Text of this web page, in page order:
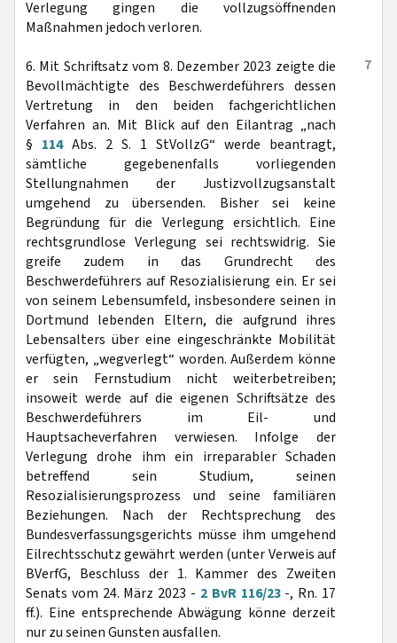
Verlegung gingen die vollzugsöffnenden
Maßnahmen jedoch verloren.
7
6. Mit Schriftsatz vom 8. Dezember 2023 zeigte die
Bevollmächtigte des Beschwerdeführers dessen
Vertretung in den beiden fachgerichtlichen
Verfahren an. Mit Blick auf den Eilantrag „nach
§ 114Abs. 2 S. 1 StVollzG“ werde beantragt,
sämtliche gegebenenfalls vorliegenden
Stellungnahmen der Justizvollzugsanstalt
umgehend zu übersenden. Bisher sei keine
Begründung für die Verlegung ersichtlich. Eine
rechtsgrundlose Verlegung sei rechtswidrig. Sie
greife zudem in das Grundrecht des
Beschwerdeführers auf Resozialisierung ein. Er sei
von seinem Lebensumfeld, insbesondere seinen in
Dortmund lebenden Eltern, die aufgrund ihres
Lebensalters über eine eingeschränkte Mobilität
verfügten, „wegverlegt“ worden. Außerdem könne
er sein Fernstudium nicht weiterbetreiben;
insoweit werde auf die eigenen Schriftsätze des
Beschwerdeführers im Eil- und
Hauptsacheverfahren verwiesen. Infolge der
Verlegung drohe ihm ein irreparabler Schaden
betreffend sein Studium, seinen
Resozialisierungsprozess und seine familiären
Beziehungen. Nach der Rechtsprechung des
Bundesverfassungsgerichts müsse ihm umgehend
Eilrechtsschutz gewährt werden (unter Verweis auf
BVerfG, Beschluss der 1. Kammer des Zweiten
Senats vom 24. März 2023 - 2 BvR 116/23-, Rn. 17
ff.). Eine entsprechende Abwägung könne derzeit
nur zu seinen Gunsten ausfallen.